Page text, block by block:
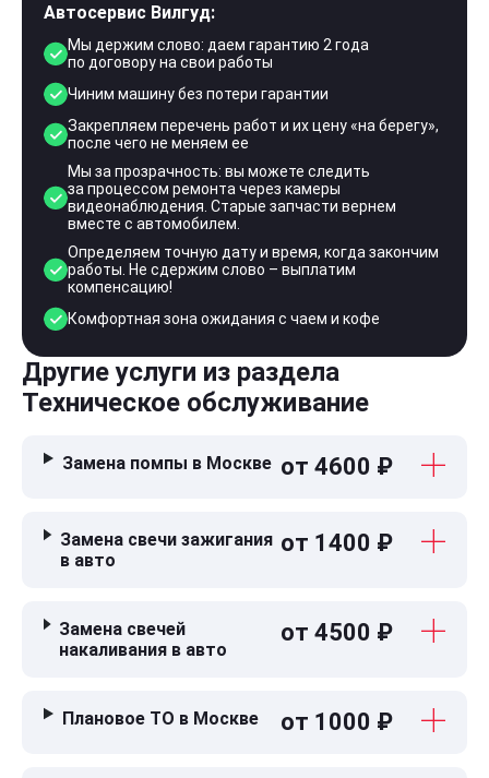
Автосервис Вилгуд:
Мы держим слово: даем гарантию 2 года
по договору на свои работы
Чиним машину без потери гарантии
Закрепляем перечень работ и их цену «на берегу»,
после чего не меняем ее
Мы за прозрачность: вы можете следить
за процессом ремонта через камеры
видеонаблюдения. Старые запчасти вернем
вместе с автомобилем.
Определяем точную дату и время, когда закончим
работы. Не сдержим слово – выплатим
компенсацию!
Комфортная зона ожидания с чаем и кофе
Другие услуги из раздела
Техническое обслуживание
Замена помпы в Москве от 4600 ₽
Замена свечи зажигания
в авто
от 1400 ₽
Замена свечей
накаливания в авто
от 4500 ₽
Плановое ТО в Москве от 1000 ₽